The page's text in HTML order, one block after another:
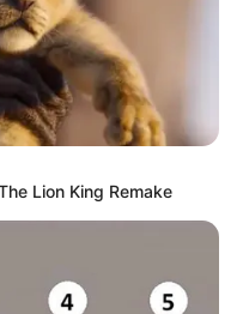
Lion King Remake